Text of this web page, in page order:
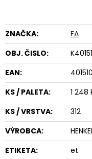
ZNAČKA:
FA
OBJ. ČISLO:
EAN:
KS / PALETA:
1 248
KS / VRSTVA:
312
VÝROBCA:
ETIKETA:
et